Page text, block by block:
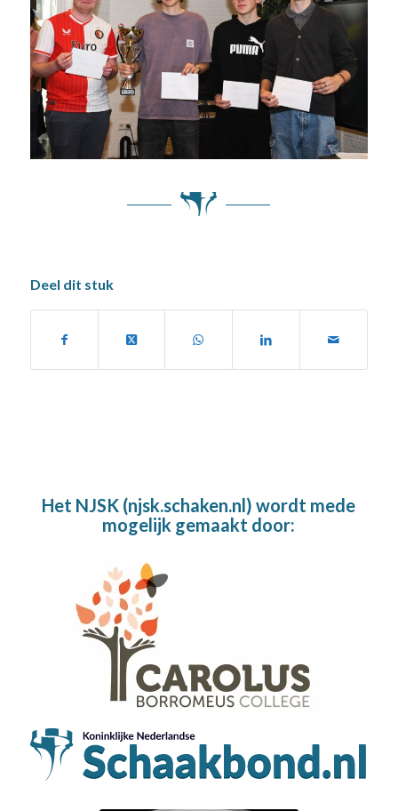
Deel dit stuk
Het NJSK (njsk.schaken.nl) wordt mede
mogelijk gemaakt door: